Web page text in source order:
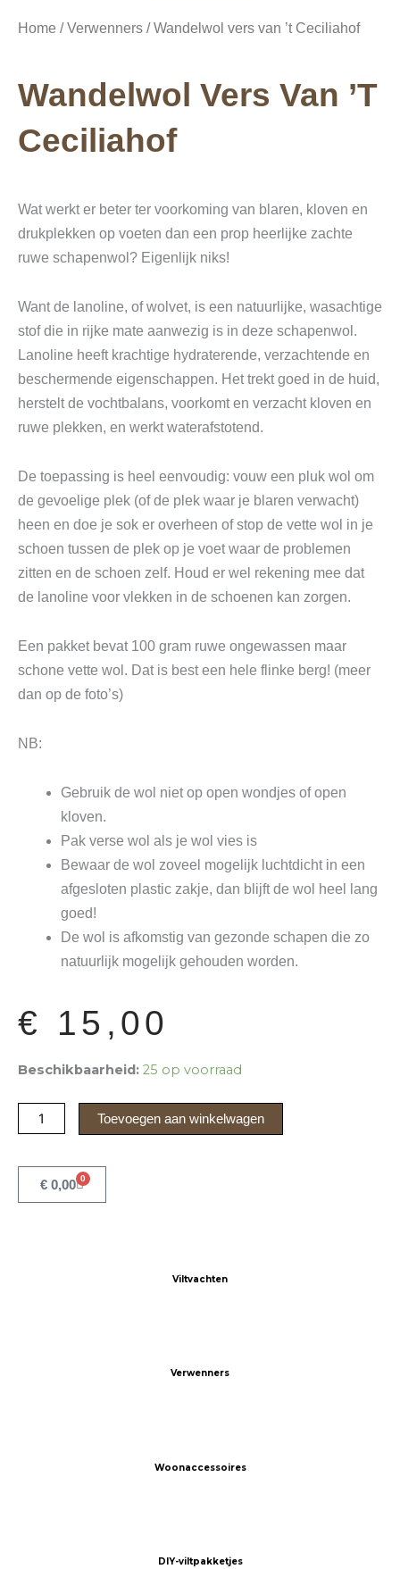
Home /Verwenners / Wandelwol vers van ’t Ceciliahof
Wandelwol Vers Van ’t
Ceciliahof
Wat werkt er beter ter voorkoming van blaren, kloven en
drukplekken op voeten dan een prop heerlijke zachte
ruwe schapenwol? Eigenlijk niks!
Want de lanoline, of wolvet, is een natuurlijke, wasachtige
stof die in rijke mate aanwezig is in deze schapenwol.
Lanoline heeft krachtige hydraterende, verzachtende en
beschermende eigenschappen. Het trekt goed in de huid,
herstelt de vochtbalans, voorkomt en verzacht kloven en
ruwe plekken, en werkt waterafstotend.
De toepassing is heel eenvoudig: vouw een pluk wol om
de gevoelige plek (of de plek waar je blaren verwacht)
heen en doe je sok er overheen of stop de vette wol in je
schoen tussen de plek op je voet waar de problemen
zitten en de schoen zelf. Houd er wel rekening mee dat
de lanoline voor vlekken in de schoenen kan zorgen.
Een pakket bevat 100 gram ruwe ongewassen maar
schone vette wol. Dat is best een hele flinke berg! (meer
dan op de foto’s)
NB:
Gebruik de wol niet op open wondjes of open
kloven.
Pak verse wol als je wol vies is
Bewaar de wol zoveel mogelijk luchtdicht in een
afgesloten plastic zakje, dan blijft de wol heel lang
goed!
De wol is afkomstig van gezonde schapen die zo
natuurlijk mogelijk gehouden worden.
€ 15,00
Beschikbaarheid: 25 op voorraad
Wandelwol
van
't
aantal
Toevoegen aan winkelwagen
€ 0,00 0
Winkelwagen
Viltvachten
Verwenners
Woonaccessoires
DIY-viltpakketjes